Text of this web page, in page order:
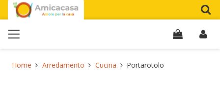
Home Arredamento Cucina Portarotolo